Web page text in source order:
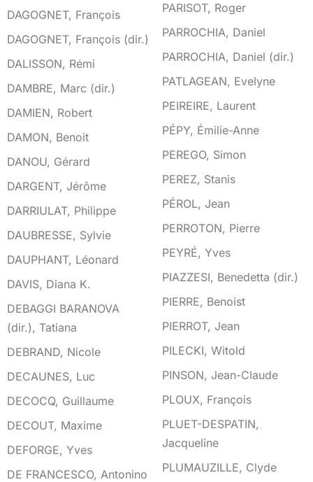
D
DAGOGNET, François
DAGOGNET, François (dir.)
DALISSON, Rémi
DAMBRE, Marc (dir.)
DAMIEN, Robert
DAMON, Benoit
DANOU, Gérard
DARGENT, Jérôme
DARRIULAT, Philippe
DAUBRESSE, Sylvie
DAUPHANT, Léonard
DAVIS, Diana K.
DEBAGGI BARANOVA
(dir.), Tatiana
DEBRAND, Nicole
DECAUNES, Luc
DECOCQ, Guillaume
DECOUT, Maxime
DEFORGE, Yves
DE FRANCESCO, Antonino
PARISOT, Roger
PARROCHIA, Daniel
PARROCHIA, Daniel (dir.)
PATLAGEAN, Evelyne
PEIREIRE, Laurent
PÉPY, Émilie-Anne
PEREGO, Simon
PEREZ, Stanis
PÉROL, Jean
PERROTON, Pierre
PEYRÉ, Yves
PIAZZESI, Benedetta (dir.)
PIERRE, Benoist
PIERROT, Jean
PILECKI, Witold
PINSON, Jean-Claude
PLOUX, François
PLUET-DESPATIN,
Jacqueline
PLUMAUZILLE, Clyde